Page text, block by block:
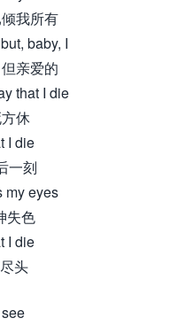
我所有
baby, I
亲爱的
that I die
休
I die
一刻
my eyes
失色
I die
头